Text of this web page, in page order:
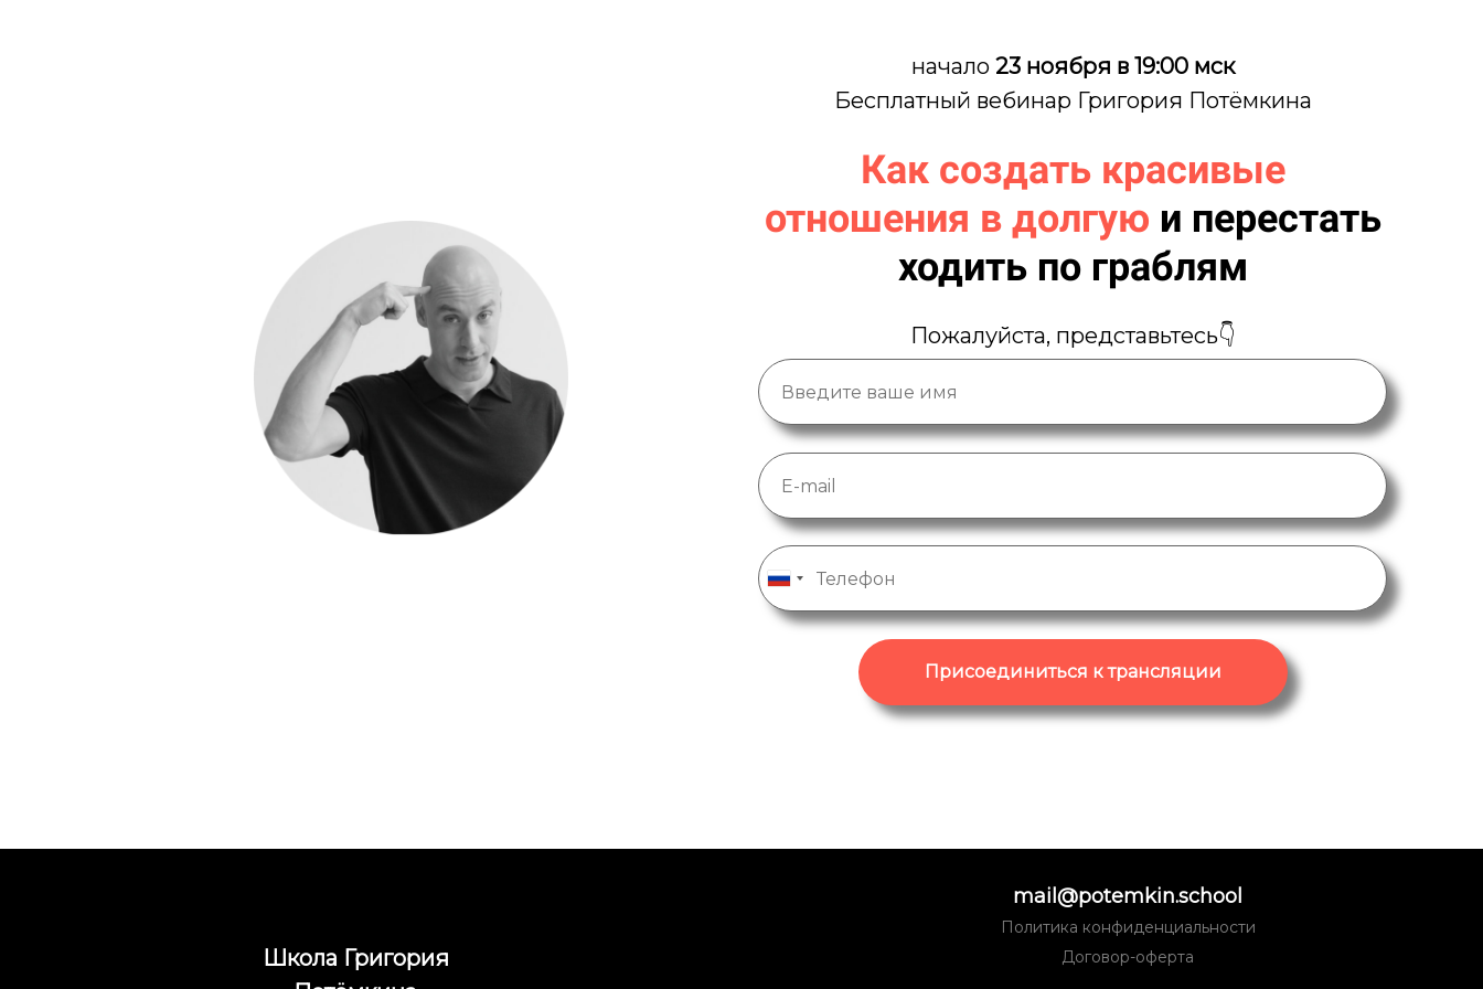
начало 23 ноября в 19:00 мск
Бесплатный вебинар Григория Потёмкина
Как создать красивые
отношения в долгую и перестать
ходить по граблям
Пожалуйста, представьтесь👇
Присоединиться к трансляции
Школа Григория
mail@potemkin.school
Политика конфиденциальности
Договор-оферта